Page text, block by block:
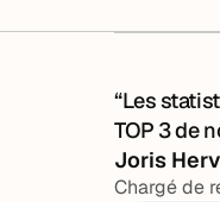
peut varier
les pour soigner
“Les
TOP 3 de
Joris
Chargé de